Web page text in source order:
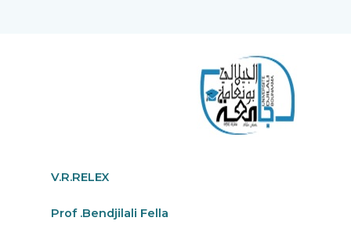
V.R.RELEX
Prof .Bendjilali Fella